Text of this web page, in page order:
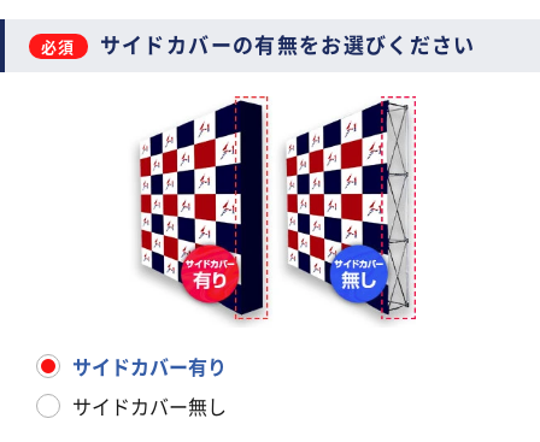
サイドカバーの有無をお選びください
サイドカバー有り
サイドカバー無し